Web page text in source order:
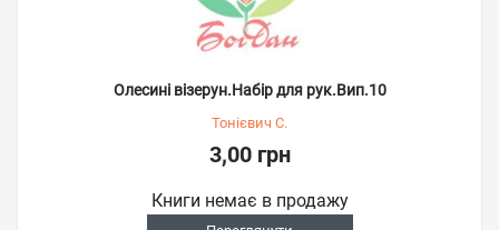
Олесині візерун.Набір для рук.Вип.10
Тонієвич С.
3,00 грн
Книги немає в продажу